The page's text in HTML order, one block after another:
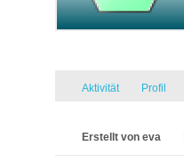
Aktivität Profil
Erstellt von eva